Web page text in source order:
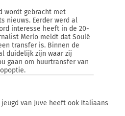
wordt gebracht met
nieuws. Eerder werd al
interesse heeft in de 20-
Merlo meldt dat Soulé
transfer is. Binnen de
duidelijk zijn waar zij
gaan om huurtransfer van
van Juve heeft ook Italiaans